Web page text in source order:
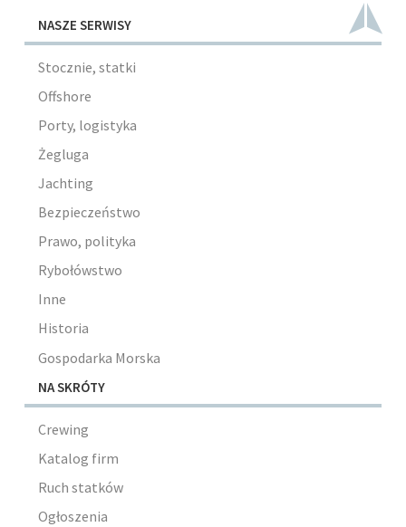
NASZE SERWISY
Stocznie, statki
Offshore
Porty, logistyka
Żegluga
Jachting
Bezpieczeństwo
Prawo, polityka
Rybołówstwo
Inne
Historia
Gospodarka Morska
NA SKRÓTY
Crewing
Katalog firm
Ruch statków
Ogłoszenia